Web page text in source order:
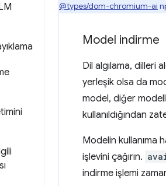
@types/dom-chromium-ai
Model indirme
Dil algılama, dilleri
yerleşik olsa da
model, diğer
kullanıldığından
Modelin kullanıma
işlevini çağırın.
indirme işlemi